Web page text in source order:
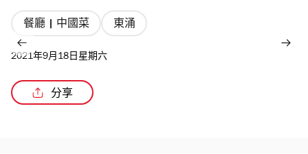
餐廳 | 中國菜 東涌
2021年9月18日星期六
分享